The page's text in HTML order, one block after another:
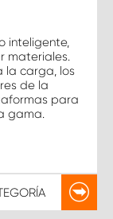
inteligente,
materiales.
la carga, los
de la
para
gama.